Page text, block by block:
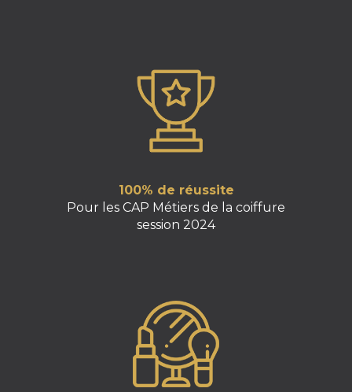
100% de réussite
Pour les CAP Métiers de la coiffure
session 2024